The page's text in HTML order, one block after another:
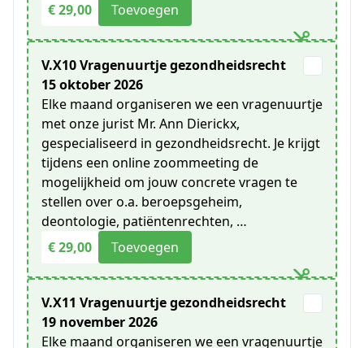
€ 29,00
Toevoegen
V.X10 Vragenuurtje gezondheidsrecht
15 oktober 2026
Elke maand organiseren we een vragenuurtje
met onze jurist Mr. Ann Dierickx,
gespecialiseerd in gezondheidsrecht. Je krijgt
tijdens een online zoommeeting de
mogelijkheid om jouw concrete vragen te
stellen over o.a. beroepsgeheim,
deontologie, patiëntenrechten, …
€ 29,00
Toevoegen
V.X11 Vragenuurtje gezondheidsrecht
19 november 2026
Elke maand organiseren we een vragenuurtje